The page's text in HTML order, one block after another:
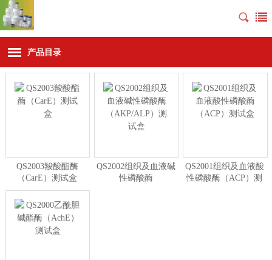
产品目录
QS2003羧酸酯酶
（CarE）测试盒
QS2002组织及血液碱
性磷酸酶
QS2001组织及血液酸
性磷酸酶（ACP）测